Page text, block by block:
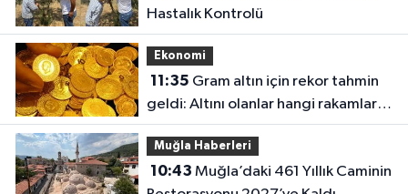
Hastalık Kontrolü
Ekonomi
11:35
geldi: Altını olanlar hangi rakamları
görecek?
Muğla Haberleri
10:43